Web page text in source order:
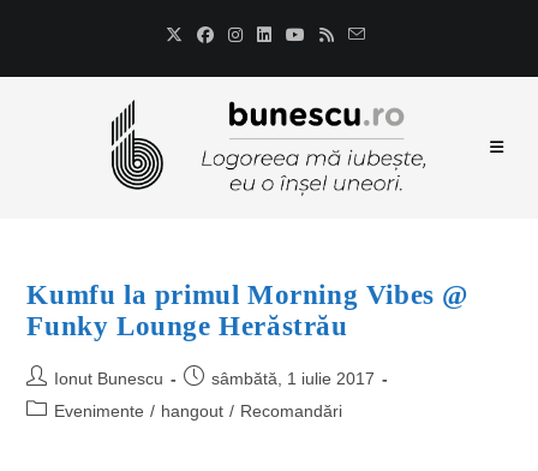
Kumfu la primul Morning Vibes @
Funky Lounge Herăstrău
Ionut Bunescu
sâmbătă, 1 iulie 2017
Evenimente / hangout / Recomandări